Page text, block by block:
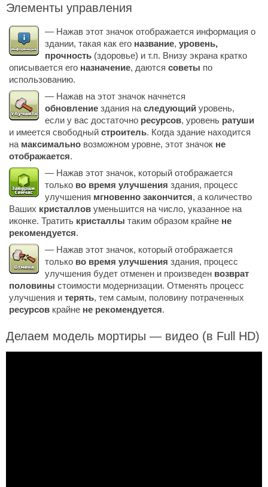
Элементы управления
— Нажав этот значок отображается информация о
здании, такая как его название, уровень,
прочность (здоровье) и т.п. Внизу экрана кратко
описывается его назначение, даются советы по
использованию.
— Нажав на этот значок начнется
обновление здания на следующий уровень,
если у вас достаточно ресурсов, уровень ратуши
и имеется свободный строитель. Когда здание находится
на максимально возможном уровне, этот значок не
отображается.
— Нажав этот значок, который отображается
только во время улучшения здания, процесс
улучшения мгновенно закончится, а количество
Ваших кристаллов уменьшится на число, указанное на
иконке. Тратить кристаллы таким образом крайне не
рекомендуется.
— Нажав этот значок, который отображается
только во время улучшения здания, процесс
улучшения будет отменен и произведен возврат
половины стоимости модернизации. Отменять процесс
улучшения и терять, тем самым, половину потраченных
ресурсов крайне не рекомендуется.
Делаем модель мортиры — видео (в Full HD)